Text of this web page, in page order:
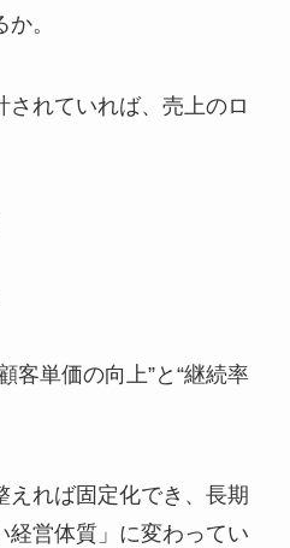
。
されていれば、売上のロ
客単価の向上”と“継続率
えれば固定化でき、長期
経営体質」に変わってい